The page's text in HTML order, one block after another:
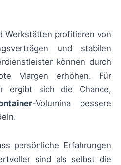
Werkstätten profitieren von
und stabilen
können durch
Margen erhöhen. Für
ergibt sich die Chance,
-Volumina bessere
persönliche Erfahrungen
sind als selbst die